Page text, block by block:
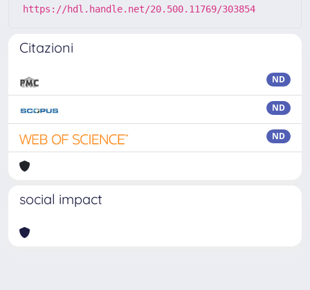
https://hdl.handle.net/20.500.11769/303854
Citazioni
ND
ND
ND
social impact